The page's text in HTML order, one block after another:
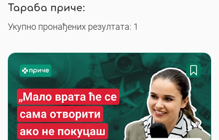
Тараба приче:
Укупно пронађених резултата: 1